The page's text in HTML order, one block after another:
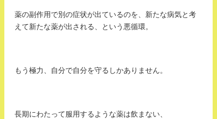
薬の副作用で別の症状が出ているのを、新たな病気と考
えて新たな薬が出される、という悪循環。
もう極力、自分で自分を守るしかありません。
長期にわたって服用するような薬は飲まない、